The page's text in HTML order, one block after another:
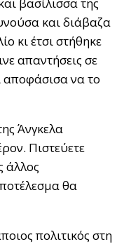
και διάβαζα
κι έτσι στήθηκε
απαντήσεις σε
αποφάσισα να το
Άνγκελα
Πιστεύετε
άλλος
θα
πολιτικός στη